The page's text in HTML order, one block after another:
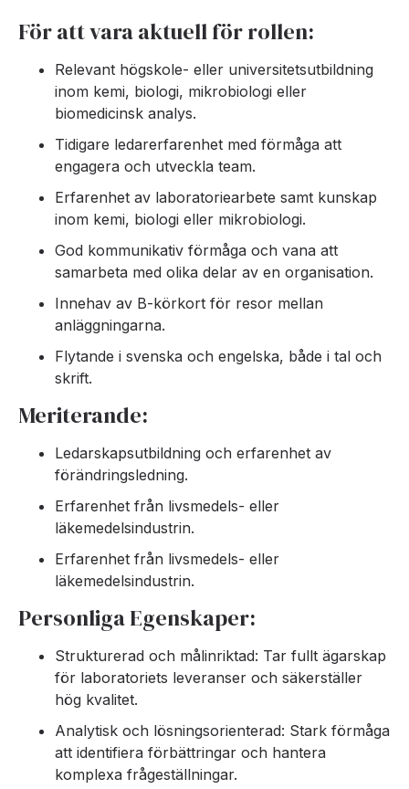
För att vara aktuell för rollen:
Relevant högskole- eller universitetsutbildning
inom kemi, biologi, mikrobiologi eller
biomedicinsk analys.
Tidigare ledarerfarenhet med förmåga att
engagera och utveckla team.
Erfarenhet av laboratoriearbete samt kunskap
inom kemi, biologi eller mikrobiologi.
God kommunikativ förmåga och vana att
samarbeta med olika delar av en organisation.
Innehav av B-körkort för resor mellan
anläggningarna.
Flytande i svenska och engelska, både i tal och
skrift.
Meriterande:
Ledarskapsutbildning och erfarenhet av
förändringsledning.
Erfarenhet från livsmedels- eller
läkemedelsindustrin.
Erfarenhet från livsmedels- eller
läkemedelsindustrin.
Personliga Egenskaper:
Strukturerad och målinriktad: Tar fullt ägarskap
för laboratoriets leveranser och säkerställer
hög kvalitet.
Analytisk och lösningsorienterad: Stark förmåga
att identifiera förbättringar och hantera
komplexa frågeställningar.